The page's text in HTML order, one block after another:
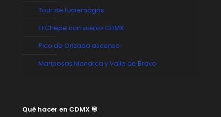
Tour de Luciernagas
El Chepe con vuelos CDMX
Pico de Orizaba ascenso
Mariposas Monarca y Valle de Bravo
Qué hacer en CDMX 🎯